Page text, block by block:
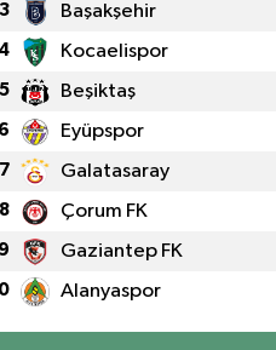
3 Başakşehir
4 Kocaelispor
5 Beşiktaş
6 Eyüpspor
7 Galatasaray
8 Çorum FK
9 Gaziantep FK
Alanyaspor